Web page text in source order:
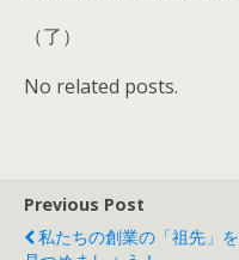
（了）
No related posts.
Previous Post
私たちの創業の「祖先」を